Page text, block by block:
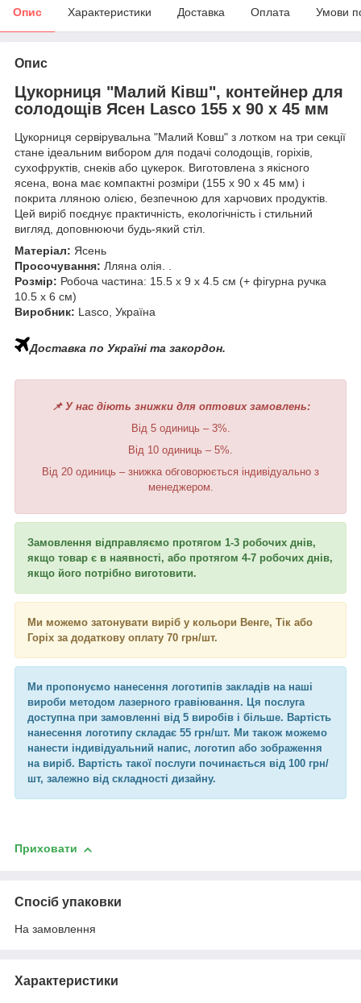
Опис Характеристики Доставка Оплата Умови
Опис
Цукорниця "Малий Ківш", контейнер для
солодощів Ясен Lasco 155 х 90 х 45 мм
Цукорниця сервірувальна "Малий Ковш" з лотком на три секції
стане ідеальним вибором для подачі солодощів, горіхів,
сухофруктів, снеків або цукерок. Виготовлена з якісного
ясена, вона має компактні розміри (155 х 90 х 45 мм) і
покрита лляною олією, безпечною для харчових продуктів.
Цей виріб поєднує практичність, екологічність і стильний
вигляд, доповнюючи будь-який стіл.
Матеріал: Ясень
Просочування: Лляна олія. .
Розмір: Робоча частина: 15.5 х 9 х 4.5 см (+ фігурна ручка
10.5 х 6 см)
Виробник: Lasco, Україна
Доставка по Україні та закордон.
📌 У нас діють знижки для оптових замовлень:
Від 5 одиниць – 3%.
Від 10 одиниць – 5%.
Від 20 одиниць – знижка обговорюється індивідуально з
менеджером.
Замовлення відправляємо протягом 1-3 робочих днів,
якщо товар є в наявності, або протягом 4-7 робочих днів,
якщо його потрібно виготовити.
Ми можемо затонувати виріб у кольори Венге, Тік або
Горіх за додаткову оплату 70 грн/шт.
Ми пропонуємо нанесення логотипів закладів на наші
вироби методом лазерного гравіювання. Ця послуга
доступна при замовленні від 5 виробів і більше. Вартість
нанесення логотипу складає 55 грн/шт. Ми також можемо
нанести індивідуальний напис, логотип або зображення
на виріб. Вартість такої послуги починається від 100 грн/
шт, залежно від складності дизайну.
Приховати
Спосіб упаковки
На замовлення
Характеристики